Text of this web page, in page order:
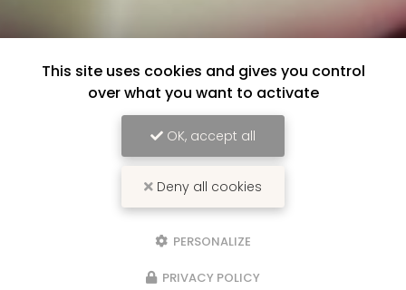
This site uses cookies and gives you control
over what you want to activate
OK, accept all
Deny all cookies
PERSONALIZE
PRIVACY POLICY